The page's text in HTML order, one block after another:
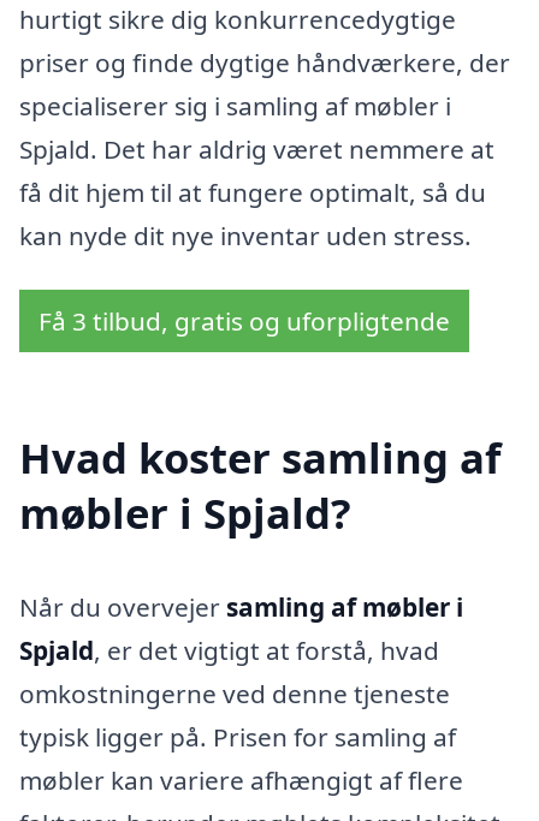
hurtigt sikre dig konkurrencedygtige
priser og finde dygtige håndværkere, der
specialiserer sig i samling af møbler i
Spjald. Det har aldrig været nemmere at
få dit hjem til at fungere optimalt, så du
kan nyde dit nye inventar uden stress.
Få 3 tilbud, gratis og uforpligtende
Hvad koster samling af
møbler i Spjald?
Når du overvejer samling af møbler i
Spjald, er det vigtigt at forstå, hvad
omkostningerne ved denne tjeneste
typisk ligger på. Prisen for samling af
møbler kan variere afhængigt af flere